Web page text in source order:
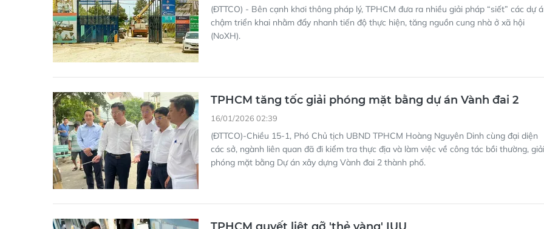
(ĐTTCO) - Bên cạnh khơi thông pháp lý, TPHCM đưa ra nhiều giải pháp “siết” các dự
chậm triển khai nhằm đẩy nhanh tiến độ thực hiện, tăng nguồn cung nhà ở xã hội
(NoXH).
TPHCM tăng tốc giải phóng mặt bằng dự án Vành đai 2
16/01/2026 02:39
(ĐTTCO)-Chiều 15-1, Phó Chủ tịch UBND TPHCM Hoàng Nguyên Dinh cùng đại diện
các sở, ngành liên quan đã đi kiểm tra thực địa và làm việc về công tác bồi thường, giải
phóng mặt bằng Dự án xây dựng Vành đai 2 thành phố.